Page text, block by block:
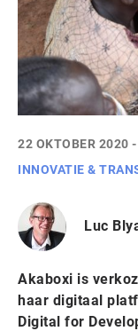
22 OKTOBER 2020
INNOVATIE &
Luc
Akaboxi is
haar digitaal
Digital for